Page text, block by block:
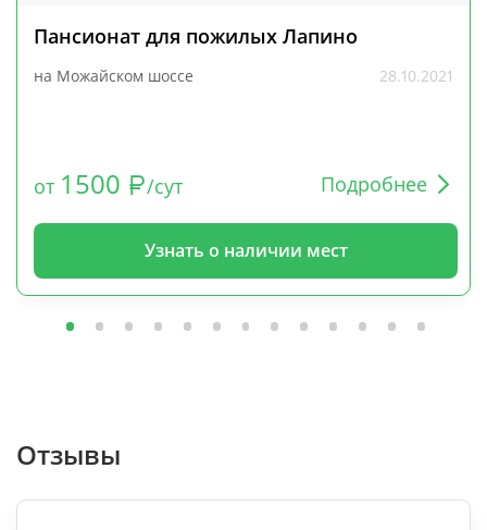
Пансионат для пожилых Лапино
на Можайском шоссе 28.10.2021
от 1500 /сут Подробнее
Узнать о наличии мест
Отзывы